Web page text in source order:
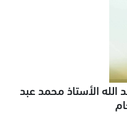
الأستاذ محمد عبد